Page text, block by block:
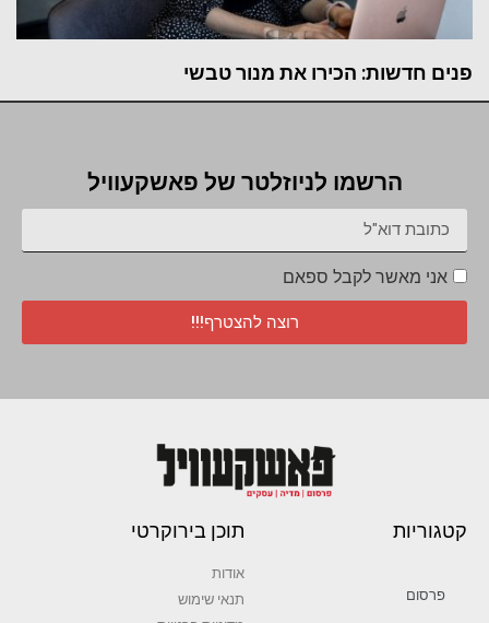
פנים חדשות: הכירו את מנור טבשי
הרשמו לניוזלטר של פאשקעוויל
אני מאשר לקבל ספאם
רוצה להצטרף!!!
קטגוריות
פרסום
תוכן בירוקרטי
אודות
תנאי שימוש